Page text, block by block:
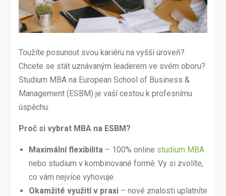
Toužíte posunout svou kariéru na vyšší úroveň?
Chcete se stát uznávaným leaderem ve svém oboru?
Studium MBA na European School of Business &
Management (ESBM) je vaší cestou k profesnímu
úspěchu.
Proč si vybrat MBA na ESBM?
Maximální flexibilita – 100% online studium MBA
nebo studium v kombinované formě. Vy si zvolíte,
co vám nejvíce vyhovuje.
Okamžité využití v praxi– nové znalosti uplatníte